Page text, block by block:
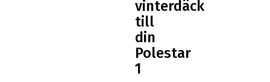
vinterdäck
till
din
Polestar
1